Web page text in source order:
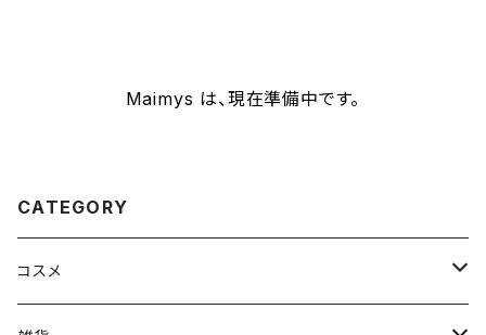
Maimys は、現在準備中です。
CATEGORY
コスメ